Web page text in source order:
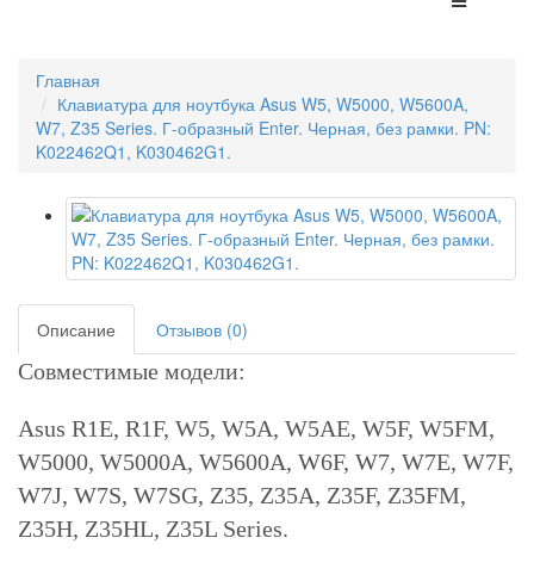
Главная
Клавиатура для ноутбука Asus W5, W5000, W5600A,
W7, Z35 Series. Г-образный Enter. Черная, без рамки. PN:
K022462Q1, K030462G1.
Описание Отзывов (0)
Совместимые модели:
Asus R1E, R1F, W5, W5A, W5AE, W5F, W5FM,
W5000, W5000A, W5600A, W6F, W7, W7E, W7F,
W7J, W7S, W7SG, Z35, Z35A, Z35F, Z35FM,
Z35H, Z35HL, Z35L Series.